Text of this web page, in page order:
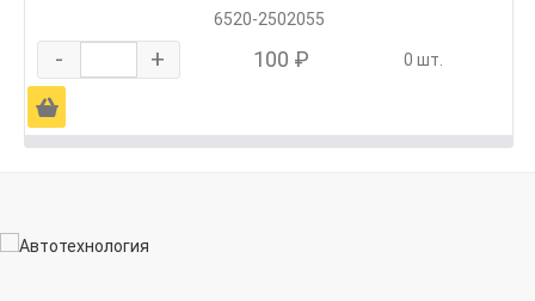
6520-2502055
- + 100 ₽ 0 шт.
Ä